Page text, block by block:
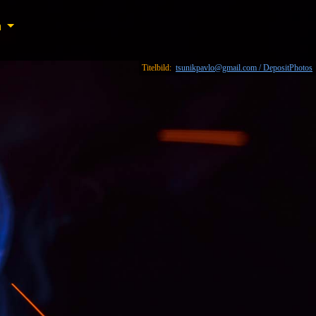
Titelbild: tsunikpavlo@gmail.com / DepositPhotos